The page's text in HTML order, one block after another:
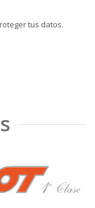
tus datos.
❯